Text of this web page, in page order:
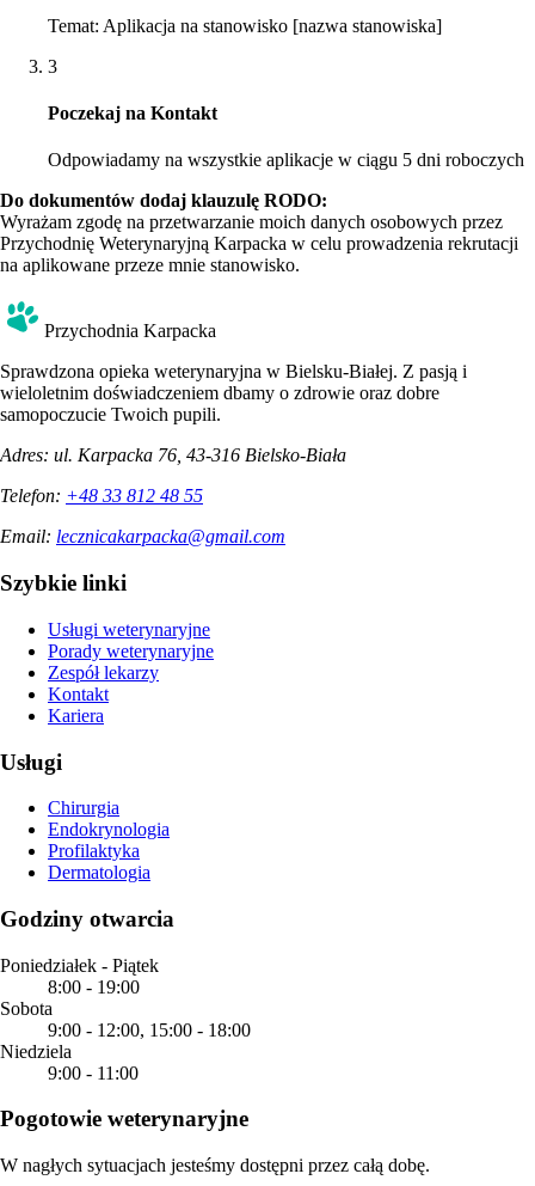
Temat: Aplikacja na stanowisko [nazwa stanowiska]
3
Poczekaj na Kontakt
Odpowiadamy na wszystkie aplikacje w ciągu 5 dni roboczych
Do dokumentów dodaj klauzulę RODO:
Wyrażam zgodę na przetwarzanie moich danych osobowych przez
Przychodnię Weterynaryjną Karpacka w celu prowadzenia rekrutacji
na aplikowane przeze mnie stanowisko.
Przychodnia Karpacka
Sprawdzona opieka weterynaryjna w Bielsku-Białej. Z pasją i
wieloletnim doświadczeniem dbamy o zdrowie oraz dobre
samopoczucie Twoich pupili.
Adres: ul. Karpacka 76, 43-316 Bielsko-Biała
Telefon: +48 33 812 48 55
Email: lecznicakarpacka@gmail.com
Szybkie linki
Usługi weterynaryjne
Porady weterynaryjne
Zespół lekarzy
Kontakt
Kariera
Usługi
Chirurgia
Endokrynologia
Profilaktyka
Dermatologia
Godziny otwarcia
Poniedziałek - Piątek
8:00 - 19:00
Sobota
9:00 - 12:00, 15:00 - 18:00
Niedziela
9:00 - 11:00
Pogotowie weterynaryjne
W nagłych sytuacjach jesteśmy dostępni przez całą dobę.